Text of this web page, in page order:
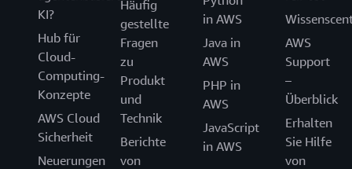
KI?
Hub für
Cloud-
Computing-
Konzepte
AWS Cloud
Sicherheit
Neuerungen
Häufig
gestellte
Fragen
zu
Produkt
und
Technik
Berichte
von
in AWS
Java in
AWS
PHP in
AWS
JavaScript
in AWS
AWS
Support
–
Überblick
Erhalten
Sie Hilfe
von